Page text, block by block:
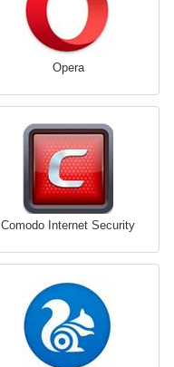
Opera
Comodo Internet Security